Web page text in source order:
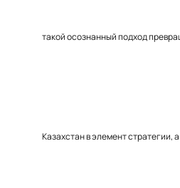
такой осознанный подход
Казахстан в элемент стратегии,